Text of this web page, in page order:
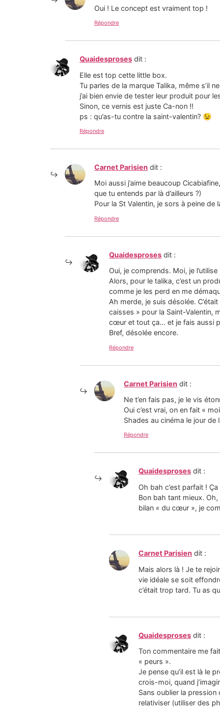
Oui ! Le concept est vraiment top !
Répondre
Quaidesproses dit :
Elle est top cette little box.
Tu parles de la marque Talika, même s’il
j’ai bien envie de tester leur produit pour
Sinon, ce vernis est juste Ca-non !!
ps : qu’as-tu contre la saint-valentin? 😉
Répondre
Carnet Parisien dit :
Moi aussi j’aime beaucoup
que tu entends par là d’ailleurs ?)
Pour la St Valentin, je sors à peine de
Répondre
Quaidesproses dit :
Oui, je comprends. Moi, je
Alors, pour le talika, c’est un
comme je les perd en me
Ah merde, je suis désolée.
caisses » pour la Saint-Valentin,
cœur et tout ça… et je fais aussi
Bref, désolée encore.
Répondre
Carnet Parisien dit :
Ne t’en fais pas, je le vis
Oui c’est vrai, on en fait «
Shades au cinéma le jour de
Répondre
Quaidesproses dit :
Oh bah c’est parfait !
Bon bah tant mieux.
bilan « du cœur », je
Carnet Parisien dit :
Mais alors là ! Je te
vie idéale se soit
c’était trop tard. Tu as
Quaidesproses dit :
Ton commentaire me
« peurs ».
Je pense qu’il est là le
crois-moi, quand
Sans oublier la
relativiser (utiliser des